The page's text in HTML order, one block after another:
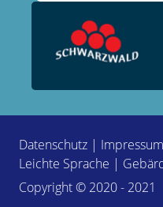
Datenschutz | Impressum
Leichte Sprache |
Copyright © 2020 -